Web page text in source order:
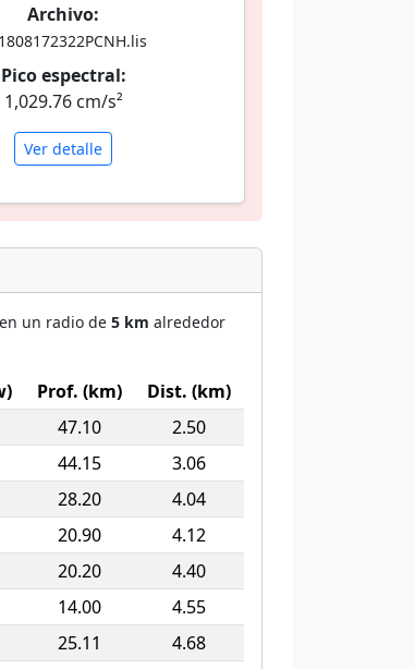
Archivo:
Pico espectral:
1,029.76 cm/s²
Ver detalle
un radio de 5 km alrededor
Prof. (km)
Dist. (km)
47.10
2.50
44.15
3.06
28.20
4.04
20.90
4.12
20.20
4.40
14.00
4.55
25.11
4.68